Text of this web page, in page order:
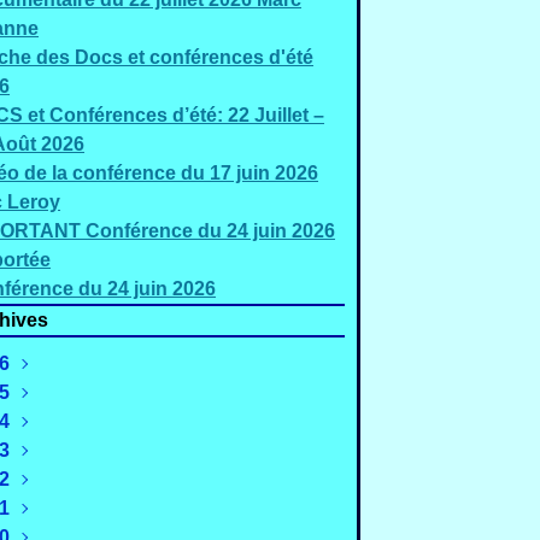
des Docs et conférences d'été
et Conférences d’été: 22 Juillet –
2026
de la conférence du 17 juin 2026
Leroy
Conférence du 24 juin 2026
du 24 juin 2026
(2)